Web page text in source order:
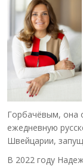
Горбачёвым, она
ежедневную
Швейцарии,
В 2022 году